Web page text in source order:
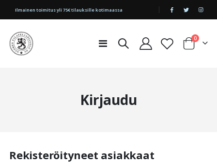
|
Ilmainen toimitus yli 75€ tilauksille kotimaassa
Toggle
Cart
0tuotetta
Kirjaudu
Rekisteröityneet asiakkaat